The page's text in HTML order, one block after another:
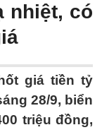
nhiệt, có
giá tiền tỷ
28/9, biển
triệu đồng,